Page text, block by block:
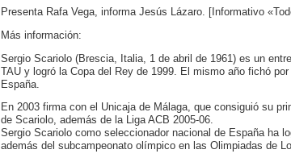
Presenta Rafa Vega, informa Jesús Lázaro. [Informativo
Más información:
Sergio Scariolo (Brescia, Italia, 1 de abril de 1961) es un
TAU y logró la Copa del Rey de 1999. El mismo año fichó
España.
En 2003 firma con el Unicaja de Málaga, que consiguió su
de Scariolo, además de la Liga ACB 2005-06.
Sergio Scariolo como seleccionador nacional de España ha
además del subcampeonato olímpico en las Olimpiadas de